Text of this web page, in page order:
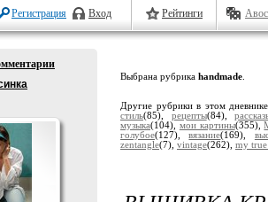
Регистрация Вход Рейтинги
Выбрана рубрика handmade
Другие рубрики в этом
стиль(85), рецепты(84),
музыка(104), мои картины(355),
голубое(127),вязание(169),
zentangle(7), vintage(262), my